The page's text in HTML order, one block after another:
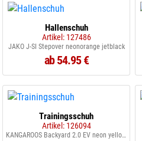
Hallenschuh
Artikel: 127486
JAKO J-SI Stepover neonorange jetblack
ab 54.95 €
Trainingsschuh
Artikel: 126094
KANGAROOS Backyard 2.0 EV neon yellow/jetblack 7013